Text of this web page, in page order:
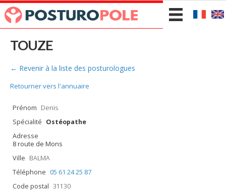
TOUZE
← Revenir à la liste des posturologues
Retourner vers l'annuaire
Prénom Denis
Spécialité Ostéopathe
Adresse
8 route de Mons
Ville BALMA
Téléphone 05 61 24 25 87
Code postal 31130